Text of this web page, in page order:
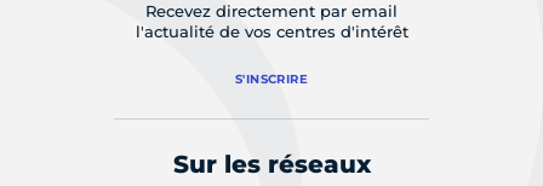
Recevez directement par email
l'actualité de vos centres d'intérêt
S'INSCRIRE
Sur les réseaux